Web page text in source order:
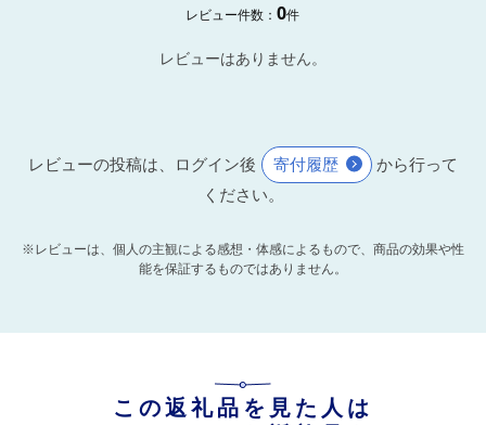
レビュー件数：0件
レビューはありません。
レビューの投稿は、ログイン後 寄付履歴
から行って
ください。
※レビューは、個人の主観による感想・体感によるもので、商品の効果や性
能を保証するものではありません。
この返礼品を見た人は